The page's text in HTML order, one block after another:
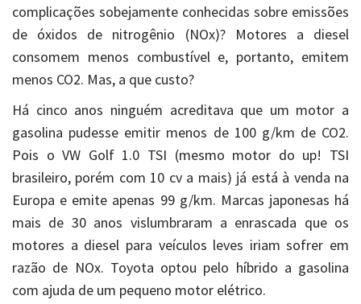
complicações sobejamente conhecidas sobre emissões
de óxidos de nitrogênio (NOx)? Motores a diesel
consomem menos combustível e, portanto, emitem
menos CO2. Mas, a que custo?
Há cinco anos ninguém acreditava que um motor a
gasolina pudesse emitir menos de 100 g/km de CO2.
Pois o VW Golf 1.0 TSI (mesmo motor do up! TSI
brasileiro, porém com 10 cv a mais) já está à venda na
Europa e emite apenas 99 g/km. Marcas japonesas há
mais de 30 anos vislumbraram a enrascada que os
motores a diesel para veículos leves iriam sofrer em
razão de NOx. Toyota optou pelo híbrido a gasolina
com ajuda de um pequeno motor elétrico.